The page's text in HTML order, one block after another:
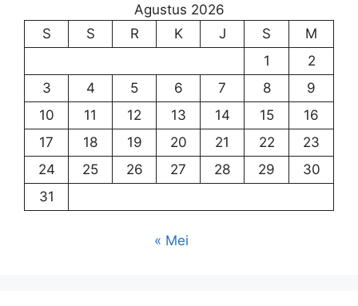
Agustus 2026
S
S R K J S
M
1
2
3
4 5 6 7 8
9
10
11 12 13 14 15
16
17
18 19 20 21 22
23
24
25 26 27 28 29
30
31
« Mei